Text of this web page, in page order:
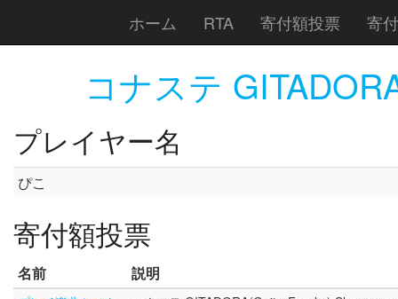
ホーム RTA 寄付額投票 寄
コナステ
プレイヤー名
ぴこ
寄付額投票
名前 説明